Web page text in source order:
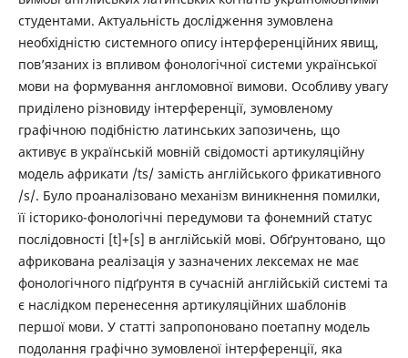
студентами. Актуальність дослідження зумовлена
необхідністю системного опису інтерференційних явищ,
пов’язаних із впливом фонологічної системи української
мови на формування англомовної вимови. Особливу увагу
приділено різновиду інтерференції, зумовленому
графічною подібністю латинських запозичень, що
активує в українській мовній свідомості артикуляційну
модель африкати /ts/ замість англійського фрикативного
/s/. Було проаналізовано механізм виникнення помилки,
її історико-фонологічні передумови та фонемний статус
послідовності [t]+[s] в англійській мові. Обґрунтовано, що
африкована реалізація у зазначених лексемах не має
фонологічного підґрунтя в сучасній англійській системі та
є наслідком перенесення артикуляційних шаблонів
першої мови. У статті запропоновано поетапну модель
подолання графічно зумовленої інтерференції, яка